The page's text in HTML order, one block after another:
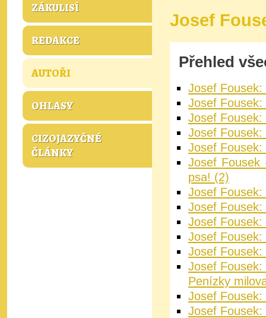
ZÁKULISÍ
REDAKCE
AUTOŘI
OHLASY
CIZOJAZYČNÉ
ČLÁNKY
Josef
Přehled
Josef
Josef
Josef Fousek:
Josef
Josef
Josef Fousek
psa! (2)
Josef
Josef
Josef
Josef
Josef
Josef
Penízky
Josef
Josef